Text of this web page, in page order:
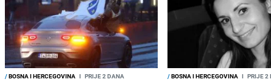
/BOSNA I HERCEGOVINA I PRIJE 2 DANA /BOSNA I HERCEGOVINA I PRIJE 2